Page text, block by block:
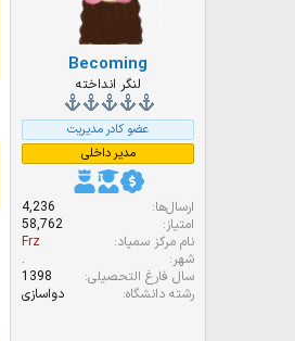
Becoming
لنگر انداخته
عضو کادر مدیریت
مدیر داخلی
ارسال‌ها
4,236
امتیاز
58,762
نام مرکز سمپاد
Frz
شهر
.
سال فارغ التحصیلی
1398
رشته دانشگاه
دواسازی